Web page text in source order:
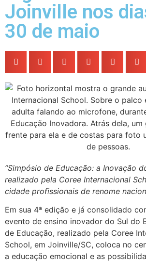
Joinville nos
30 de maio
“Simpósio de Educação: a Inovação
realizado pela Coree Internacional
cidade profissionais de renome
Em sua 4ª edição e já consolidado
evento de ensino inovador do Sul do
de Educação, realizado pela Coree
School, em Joinville/SC, coloca no
a educação emocional e as